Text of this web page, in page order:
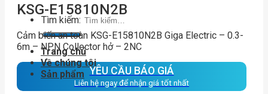
Tìm kiếm:
Trang chủ
Về chúng tôi
Sản phẩm
KSG-E15810N2B
Cảm biến an toàn KSG-E15810N2B Giga Electric – 0.3-
6m – NPN Collector hở – 2NC
YÊU CẦU BÁO GIÁ
Liên hệ ngay để nhận giá tốt nhất